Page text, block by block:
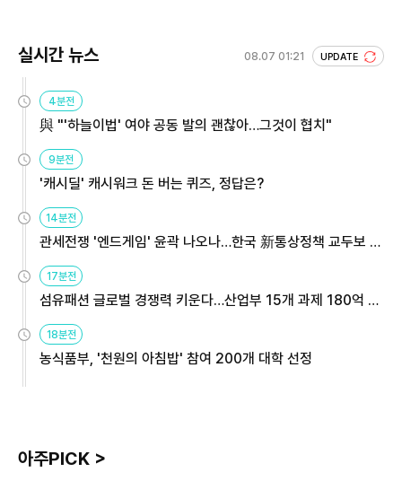
실시간 뉴스 08.07 01:21 UPDATE
4분전
與 "'하늘이법' 여야 공동 발의 괜찮아…그것이 협치"
9분전
'캐시딜' 캐시워크 돈 버는 퀴즈, 정답은?
14분전
관세전쟁 '엔드게임' 윤곽 나오나…한국 新통상정책 교두보 활
17분전
섬유패션 글로벌 경쟁력 키운다…산업부 15개 과제 180억 지
18분전
농식품부, '천원의 아침밥' 참여 200개 대학 선정
아주PICK >